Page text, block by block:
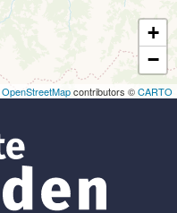
+
−
OpenStreetMapcontributors ©CARTO